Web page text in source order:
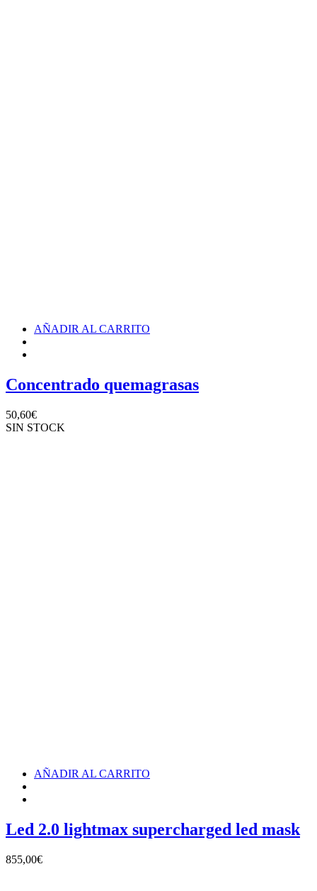
AÑADIR AL CARRITO
Concentrado quemagrasas
50,60€
SIN STOCK
AÑADIR AL CARRITO
Led 2.0 lightmax supercharged led mask
855,00€